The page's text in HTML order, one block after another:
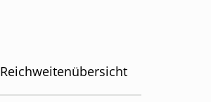
Reichweitenübersicht